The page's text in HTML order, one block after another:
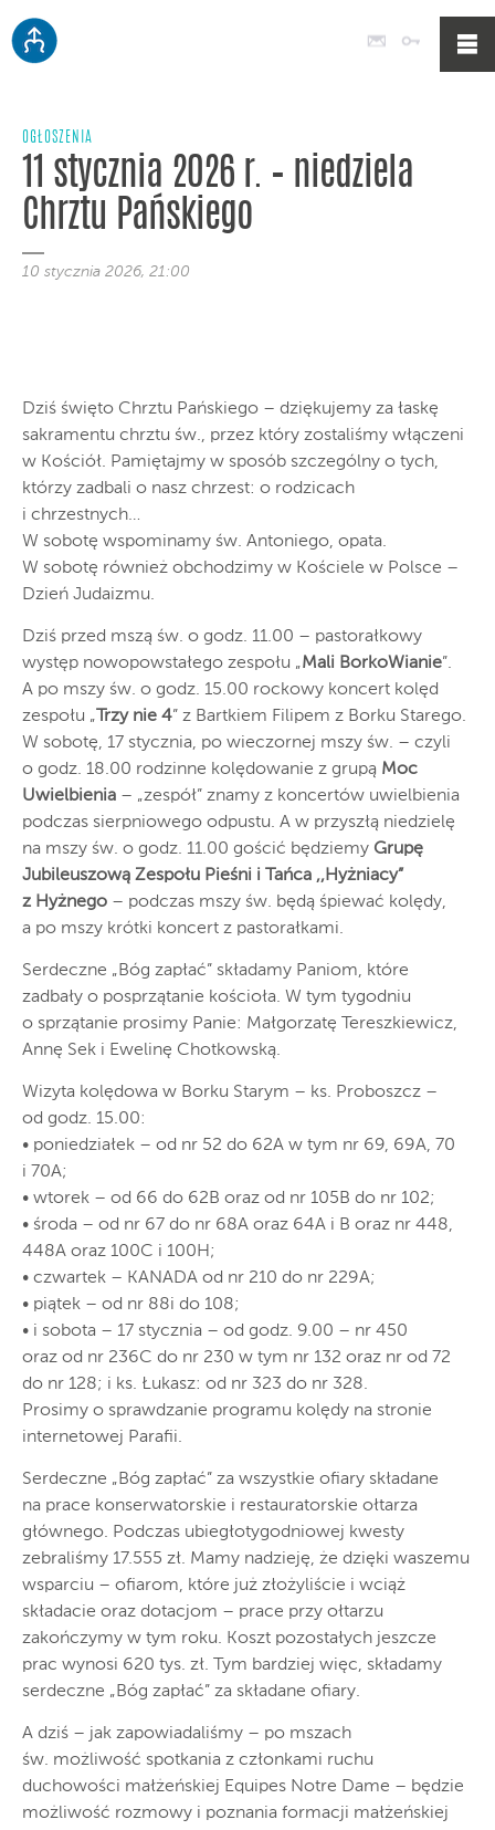
Poczta
OGŁOSZENIA
11 stycznia 2026 r. – niedziela
Chrztu Pańskiego
10 stycznia 2026, 21:00
Dziś święto Chrztu Pańskiego – dziękujemy za łaskę
sakramentu chrztu św., przez który zostaliśmy włączeni
w Kościół. Pamiętajmy w sposób szczególny o tych,
którzy zadbali o nasz chrzest: o rodzicach
i chrzestnych…
W sobotę wspominamy św. Antoniego, opata.
W sobotę również obchodzimy w Kościele w Polsce –
Dzień Judaizmu.
Dziś przed mszą św. o godz. 11.00 – pastorałkowy
występ nowopowstałego zespołu „Mali BorkoWianie”.
A po mszy św. o godz. 15.00 rockowy koncert kolęd
zespołu „ Trzy nie 4” z Bartkiem Filipem z Borku Starego.
W sobotę, 17 stycznia, po wieczornej mszy św. – czyli
o godz. 18.00 rodzinne kolędowanie z grupą Moc
Uwielbienia – „zespół” znamy z koncertów uwielbienia
podczas sierpniowego odpustu. A w przyszłą niedzielę
na mszy św. o godz. 11.00 gościć będziemy Grupę
Jubileuszową Zespołu Pieśni i Tańca ,,Hyżniacy”
z Hyżnego – podczas mszy św. będą śpiewać kolędy,
a po mszy krótki koncert z pastorałkami.
Serdeczne „Bóg zapłać” składamy Paniom, które
zadbały o posprzątanie kościoła. W tym tygodniu
o sprzątanie prosimy Panie: Małgorzatę Tereszkiewicz,
Annę Sek i Ewelinę Chotkowską.
Wizyta kolędowa w Borku Starym – ks. Proboszcz –
od godz. 15.00:
• poniedziałek – od nr 52 do 62A w tym nr 69, 69A, 70
i 70A;
• wtorek – od 66 do 62B oraz od nr 105B do nr 102;
• środa – od nr 67 do nr 68A oraz 64A i B oraz nr 448,
448A oraz 100C i 100H;
• czwartek – KANADA od nr 210 do nr 229A;
• piątek – od nr 88i do 108;
• i sobota – 17 stycznia – od godz. 9.00 – nr 450
oraz od nr 236C do nr 230 w tym nr 132 oraz nr od 72
do nr 128; i ks. Łukasz: od nr 323 do nr 328.
Prosimy o sprawdzanie programu kolędy na stronie
internetowej Parafii.
Serdeczne „Bóg zapłać” za wszystkie ofiary składane
na prace konserwatorskie i restauratorskie ołtarza
głównego. Podczas ubiegłotygodniowej kwesty
zebraliśmy 17.555 zł. Mamy nadzieję, że dzięki waszemu
wsparciu – ofiarom, które już złożyliście i wciąż
składacie oraz dotacjom – prace przy ołtarzu
zakończymy w tym roku. Koszt pozostałych jeszcze
prac wynosi 620 tys. zł. Tym bardziej więc, składamy
serdeczne „Bóg zapłać” za składane ofiary.
A dziś – jak zapowiadaliśmy – po mszach
św. możliwość spotkania z członkami ruchu
duchowości małżeńskiej Equipes Notre Dame – będzie
możliwość rozmowy i poznania formacji małżeńskiej